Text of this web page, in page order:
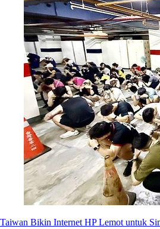
Taiwan Bikin Internet HP Lemot untuk